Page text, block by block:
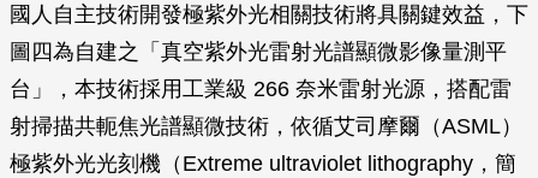
國人自主技術開發極紫外光相關技術將具關鍵效益，下
圖四為自建之「真空紫外光雷射光譜顯微影像量測平
台」，本技術採用工業級 266 奈米雷射光源，搭配雷
射掃描共軛焦光譜顯微技術，依循艾司摩爾（ASML）
極紫外光光刻機（Extreme ultraviolet lithography，簡